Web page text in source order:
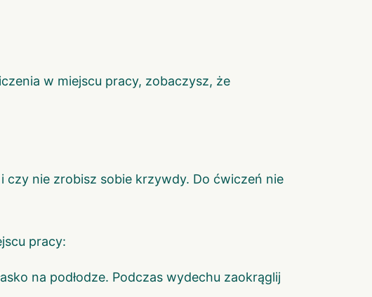
w miejscu pracy, zobaczysz, że
czy nie zrobisz sobie krzywdy. Do ćwiczeń nie
pracy:
na podłodze. Podczas wydechu zaokrąglij